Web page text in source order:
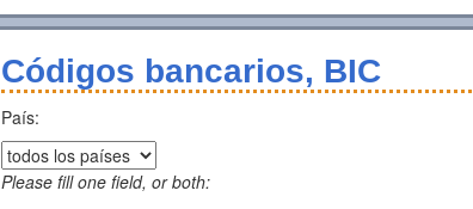
Códigos bancarios, BIC
País:
Please fill one field, or both: